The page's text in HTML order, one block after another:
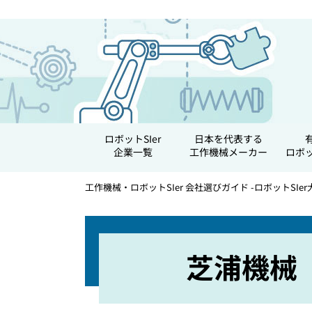
ロボットSIer
企業一覧
日本を代表する
工作機械メーカー
ロボ
工作機械・ロボットSIer 会社選びガイド -ロボットSIer
芝浦機械